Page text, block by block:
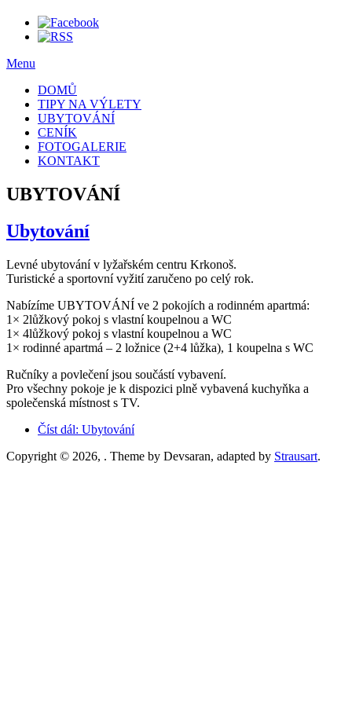
Menu
DOMŮ
TIPY NA VÝLETY
UBYTOVÁNÍ
CENÍK
FOTOGALERIE
KONTAKT
UBYTOVÁNÍ
Ubytování
Levné ubytování v lyžařském centru Krkonoš.
Turistické a sportovní vyžití zaručeno po celý rok.
Nabízíme UBYTOVÁNÍ ve 2 pokojích a rodinném apartmá:
1× 2lůžkový pokoj s vlastní koupelnou a WC
1× 4lůžkový pokoj s vlastní koupelnou a WC
1× rodinné apartmá – 2 ložnice (2+4 lůžka), 1 koupelna s WC
Ručníky a povlečení jsou součástí vybavení.
Pro všechny pokoje je k dispozici plně vybavená kuchyňka a
společenská místnost s TV.
Číst dál: Ubytování
Copyright © 2026, . Theme by Devsaran, adapted by Strausart.